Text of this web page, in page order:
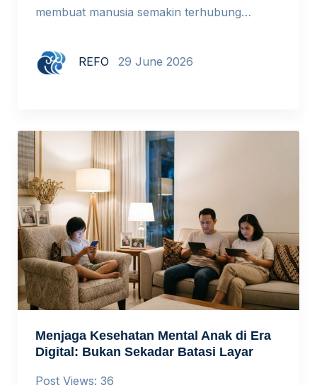
membuat manusia semakin terhubung
kedekatan emosional di dalam keluarga. Meja
makan tak lagi menjadi ruang percakapan
menjadi pengingat bahwa tantangan keluarga
modern bukan lagi sekadar soal ekonomi
atau jumlah anak, melainkan bagaimana
menjaga […]
REFO 29 June 2026
Menjaga Kesehatan Mental Anak di Era
Digital: Bukan Sekadar Batasi Layar
Post Views: 36